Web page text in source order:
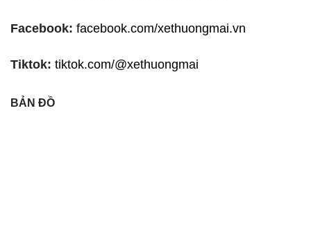
Facebook: facebook.com/xethuongmai.vn
Tiktok: tiktok.com/@xethuongmai
BẢN ĐỒ